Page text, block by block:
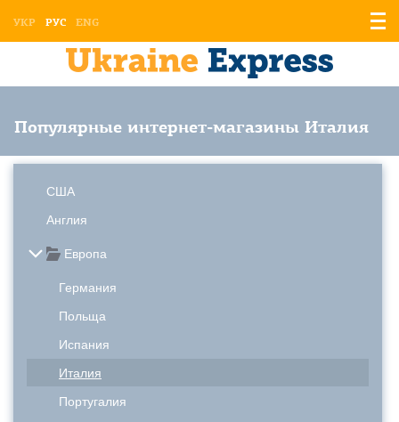
УКР РУС ENG
Популярные интернет-магазины Италия
США
Англия
Европа
Германия
Польща
Испания
Италия
Португалия